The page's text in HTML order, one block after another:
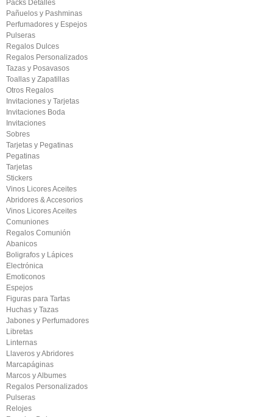
Packs Detalles
Pañuelos y Pashminas
Perfumadores y Espejos
Pulseras
Regalos Dulces
Regalos Personalizados
Tazas y Posavasos
Toallas y Zapatillas
Otros Regalos
Invitaciones y Tarjetas
Invitaciones Boda
Invitaciones
Sobres
Tarjetas y Pegatinas
Pegatinas
Tarjetas
Stickers
Vinos Licores Aceites
Abridores & Accesorios
Vinos Licores Aceites
Comuniones
Regalos Comunión
Abanicos
Boligrafos y Lápices
Electrónica
Emoticonos
Espejos
Figuras para Tartas
Huchas y Tazas
Jabones y Perfumadores
Libretas
Linternas
Llaveros y Abridores
Marcapáginas
Marcos y Albumes
Regalos Personalizados
Pulseras
Relojes